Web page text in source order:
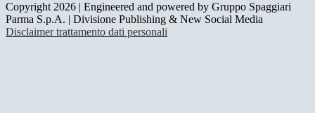
Copyright 2026 | Engineered and powered by Gruppo Spaggiari
Parma S.p.A. | Divisione Publishing & New Social Media
Disclaimer trattamento dati personali